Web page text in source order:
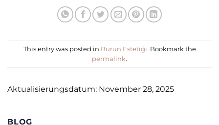
This entry was posted in Burun Estetiği. Bookmark the
permalink.
Aktualisierungsdatum: November 28, 2025
BLOG